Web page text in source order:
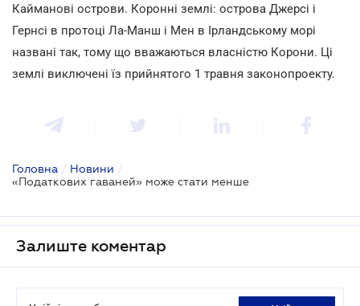
Кайманові острови. Коронні землі: острова Джерсі і
Гернсі в протоці Ла-Манш і Мен в Ірландському морі
названі так, тому що вважаються власністю Корони. Ці
землі виключені їз прийнятого 1 травня законопроекту.
Головна / Новини /
«Податкових гаваней» може стати менше
Залиште коментар